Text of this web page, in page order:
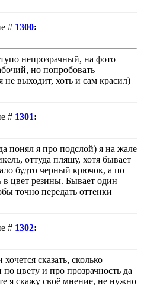
# 1300:
непрозрачный, на фото
но попробовать
не выходит, хоть и сам красил)
# 1301:
понял я про подслой) я на жале
оттуда пляшу, хотя бывает
будто черный крючок, а по
цвет резины. Бывает один
точно передать оттенки
# 1302:
сказать, сколько
цвету и про прозрачность да
я скажу своё мнение, не нужно